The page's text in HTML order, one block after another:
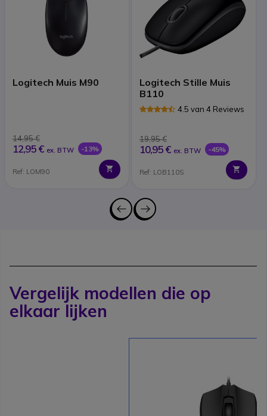
Logitech Muis M90
14,95 €
12,95 € ex. BTW -13%
Ref: LOM90
Logitech Stille Muis
B110
4.5 van 4 Reviews
19,95 €
10,95 € ex. BTW -45%
Ref: LOB110S
Vergelijk modellen die op
elkaar lijken